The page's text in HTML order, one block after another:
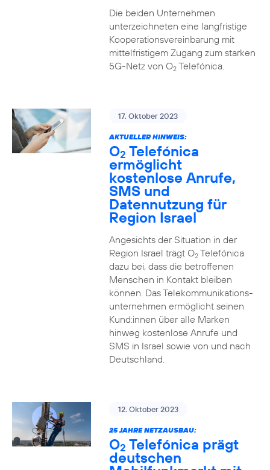
Die beiden Unternehmen
unterzeichneten eine langfristige
Kooperationsvereinbarung mit
mittelfristigem Zugang zum starken
5G-Netz von O2Telefónica.
17. Oktober 2023
AKTUELLER HINWEIS:
O2 Telefónica
ermöglicht
kostenlose Anrufe,
SMS und
Datennutzung für
Region Israel
Angesichts der Situation in der
Region Israel trägt O2Telefónica
dazu bei, dass die betroffenen
Menschen in Kontakt bleiben
können. Das Telekommunikations­
unternehmen ermöglicht seinen
Kund:innen über alle Marken
hinweg kostenlose Anrufe und
SMS in Israel sowie von und nach
Deutschland.
12. Oktober 2023
25 JAHRE NETZAUSBAU:
O2 Telefónica prägt
deutschen